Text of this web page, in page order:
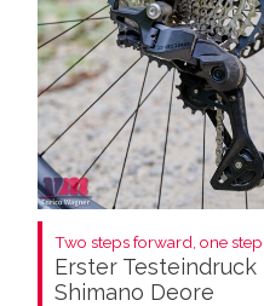
Two steps forward, one
Erster
Shimano Deore